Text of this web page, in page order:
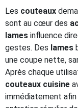
Les couteaux
sont au cœur des
lames influence
gestes. Des lames
une coupe nette,
Après chaque
couteaux cuisine
immédiatement